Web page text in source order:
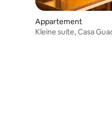
Appartement
Kleine suite, Casa